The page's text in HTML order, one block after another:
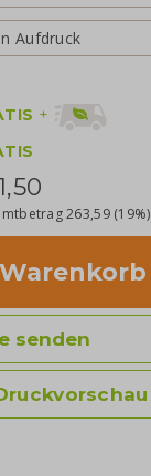
Aufdruck
+
263,59 (19%)
senden